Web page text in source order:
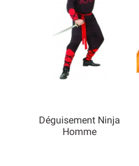
Déguisement Ninja
Homme